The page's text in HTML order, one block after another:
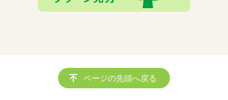
ページの先頭へ戻る